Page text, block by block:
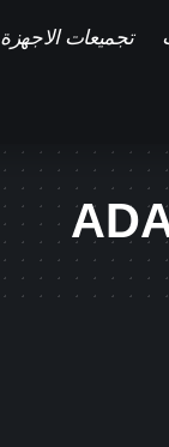
تجميعات الاجهزة